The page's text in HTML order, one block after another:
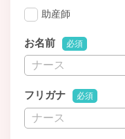
助産師
お名前 必須
フリガナ 必須